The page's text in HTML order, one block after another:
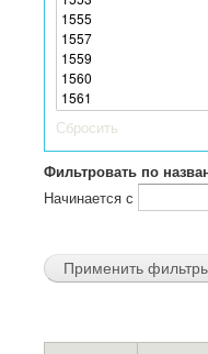
Сбросить
Фильтровать по
Начинается с
Страницы